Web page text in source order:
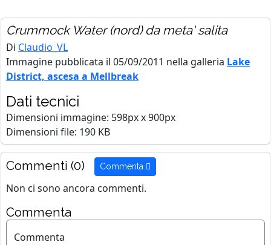
Crummock Water (nord) da meta' salita
Di Claudio_VL
Immagine pubblicata il 05/09/2011 nella galleria Lake
District, ascesa a Mellbreak
Dati tecnici
Dimensioni immagine: 598px x 900px
Dimensioni file: 190 KB
Commenti (0) Commenta
Non ci sono ancora commenti.
Commenta
Commenta